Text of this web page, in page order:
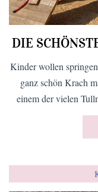
DIE
Kinder wollen
ganz schön Krach machen. Das geht
einem der vielen